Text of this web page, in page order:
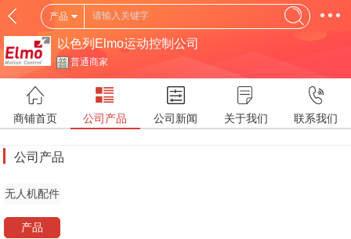
产品
以色列Elmo运动控制公司
普通商家
商铺首页 公司产品 公司新闻 关于我们 联系我们
公司产品
无人机配件
产品